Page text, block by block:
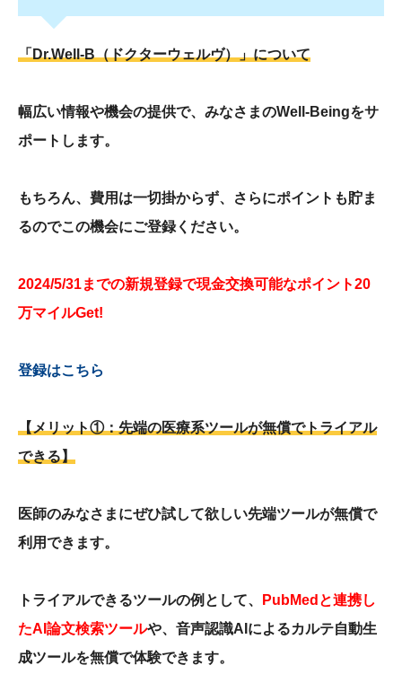
「Dr.Well-B（ドクターウェルヴ）」について
幅広い情報や機会の提供で、みなさまのWell-Beingをサ
ポートします。
もちろん、費用は一切掛からず、さらにポイントも貯ま
るのでこの機会にご登録ください。
2024/5/31までの新規登録で現金交換可能なポイント20
万マイルGet!
登録はこちら
【メリット①：先端の医療系ツールが無償でトライアル
できる】
医師のみなさまにぜひ試して欲しい先端ツールが無償で
利用できます。
トライアルできるツールの例として、
PubMedと連携し
たAI論文検索ツールや、音声認識AIによるカルテ自動生
成ツールを無償で体験できます。